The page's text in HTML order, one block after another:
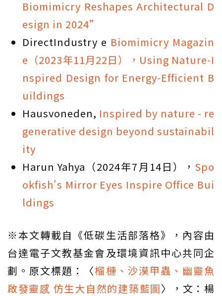
Biomimicry Reshapes Architectural D
esign in 2024”
DirectIndustry e Biomimicry Magazin
e（2023年11月22日），Using Nature-I
nspired Design for Energy-Efficient B
uildings
Hausvoneden, Inspired by nature - re
generative design beyond sustainabil
ity
Harun Yahya（2024年7月14日）， Spo
okfish's Mirror Eyes Inspire Office Bui
ldings
※本文轉載自《低碳生活部落格》，內容由
台達電子文教基金會及環境資訊中心共同企
劃。原文標題：〈榴槤、沙漠甲蟲、幽靈魚
啟發靈感 仿生大自然的建築藍圖〉，文：楊